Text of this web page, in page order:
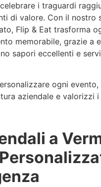
i traguardi
di valore. Con il nostro
Flip & Eat trasforma
memorabile, grazie a
sapori eccellenti e
ogni evento,
aziendale e valorizzi i
a